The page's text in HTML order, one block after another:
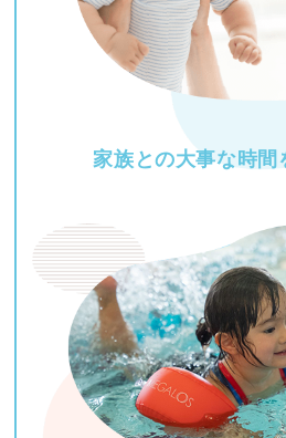
家族との大事な時間